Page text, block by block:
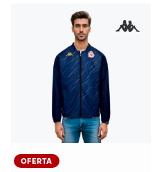
OFERTA